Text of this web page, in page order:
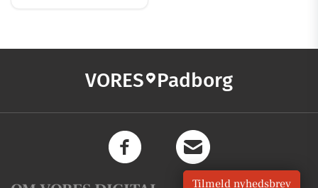
VORES Padborg
Tilmeld nyhedsbrev